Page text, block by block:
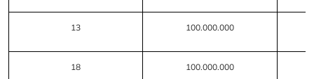
13 100.000.000
18 100.000.000